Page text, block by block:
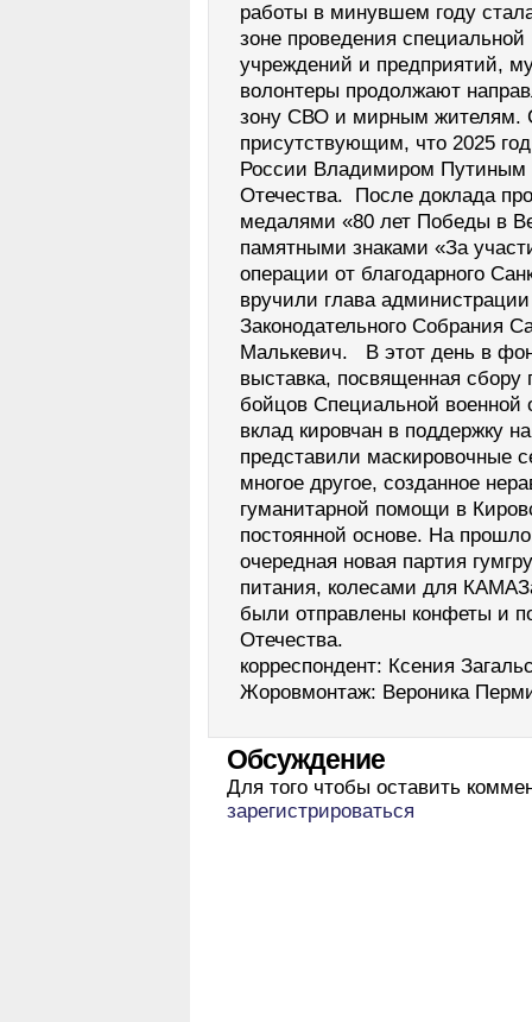
работы в минувшем году
зоне проведения
учреждений и предприятий,
волонтеры продолжают
зону СВО и мирным жителям.
присутствующим, что 2025
России Владимиром Путиным
Отечества. После доклада
медалями «80 лет Победы в
памятными знаками «За
операции от благодарного
вручили глава
Законодательного Собрания
Малькевич. В этот день в
выставка, посвященная
бойцов Специальной военной
вклад кировчан в поддержку
представили маскировочные
многое другое, созданное
гуманитарной помощи в
постоянной основе. На
очередная новая партия
питания, колесами для
были отправлены конфеты и
Отечества.
корреспондент: Ксения
Жоровмонтаж: Вероника
Обсуждение
Для того чтобы оставить
зарегистрироваться